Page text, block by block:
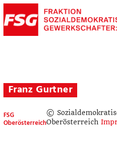
Franz Gurtner
FSG
Oberösterreich
©
Oberösterreich